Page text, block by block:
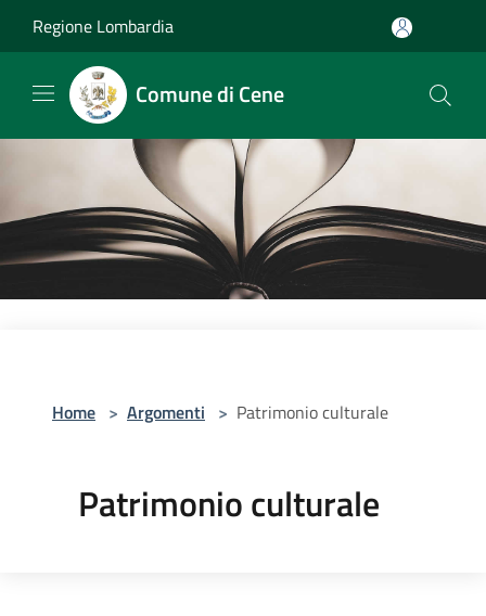
Regione Lombardia
Comune di Cene
Home > Argomenti > Patrimonio culturale
Patrimonio culturale